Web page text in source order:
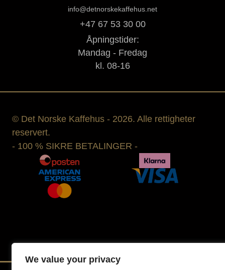
We value your privacy
info@detnorskekaffehus.net
+47 67 53 30 00
Åpningstider:
Mandag - Fredag
kl. 08-16
© Det Norske Kaffehus - 2026. Alle rettigheter
reservert.
- 100 % SIKRE BETALINGER -